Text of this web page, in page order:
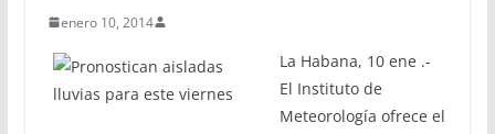
enero 10, 2014
La Habana, 10 ene .-
El Instituto de
Meteorología ofrece el